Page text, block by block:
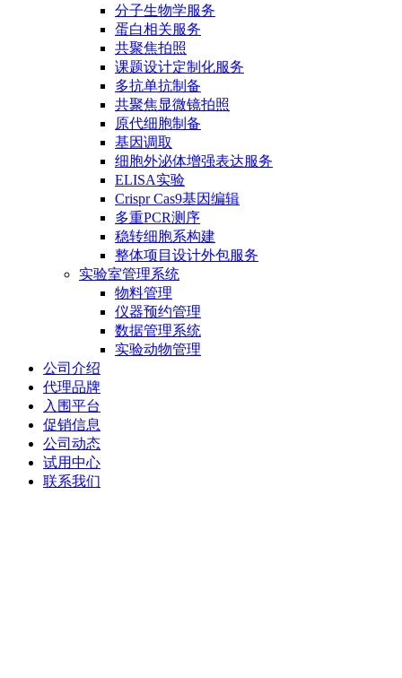
分子生物学服务
蛋白相关服务
共聚焦拍照
课题设计定制化服务
多抗单抗制备
共聚焦显微镜拍照
原代细胞制备
基因调取
细胞外泌体增强表达服务
ELISA实验
Crispr Cas9基因编辑
多重PCR测序
稳转细胞系构建
整体项目设计外包服务
实验室管理系统
物料管理
仪器预约管理
数据管理系统
实验动物管理
公司介绍
代理品牌
入围平台
促销信息
公司动态
试用中心
联系我们